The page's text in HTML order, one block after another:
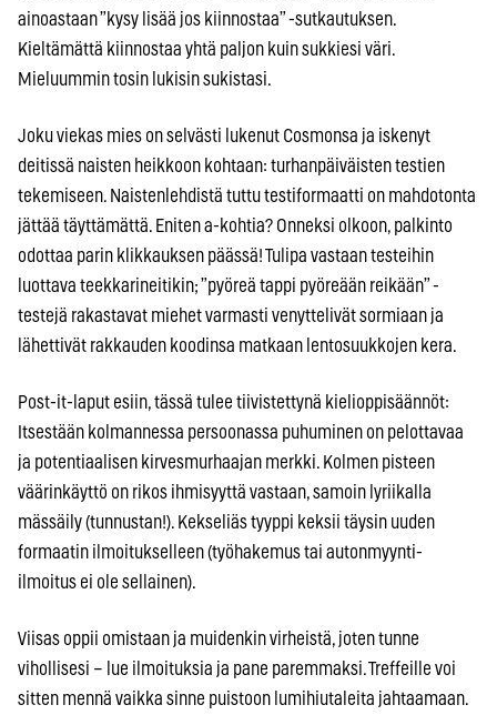
ainoastaan ”kysy lisää jos kiinnostaa” -sutkautuksen.
Kieltämättä kiinnostaa yhtä paljon kuin sukkiesi väri.
Mieluummin tosin lukisin sukistasi.
Joku viekas mies on selvästi lukenut Cosmonsa ja iskenyt
deitissä naisten heikkoon kohtaan: turhanpäiväisten testien
tekemiseen. Naistenlehdistä tuttu testiformaatti on mahdotonta
jättää täyttämättä. Eniten a-kohtia? Onneksi olkoon, palkinto
odottaa parin klikkauksen päässä! Tulipa vastaan testeihin
luottava teekkarineitikin; ”pyöreä tappi pyöreään reikään” -
testejä rakastavat miehet varmasti venyttelivät sormiaan ja
lähettivät rakkauden koodinsa matkaan lentosuukkojen kera.
Post-it-laput esiin, tässä tulee tiivistettynä kielioppisäännöt:
Itsestään kolmannessa persoonassa puhuminen on pelottavaa
ja potentiaalisen kirvesmurhaajan merkki. Kolmen pisteen
väärinkäyttö on rikos ihmisyyttä vastaan, samoin lyriikalla
mässäily (tunnustan!). Kekseliäs tyyppi keksii täysin uuden
formaatin ilmoitukselleen (työhakemus tai autonmyynti-
ilmoitus ei ole sellainen).
Viisas oppii omistaan ja muidenkin virheistä, joten tunne
vihollisesi – lue ilmoituksia ja pane paremmaksi. Treffeille voi
sitten mennä vaikka sinne puistoon lumihiutaleita jahtaamaan.